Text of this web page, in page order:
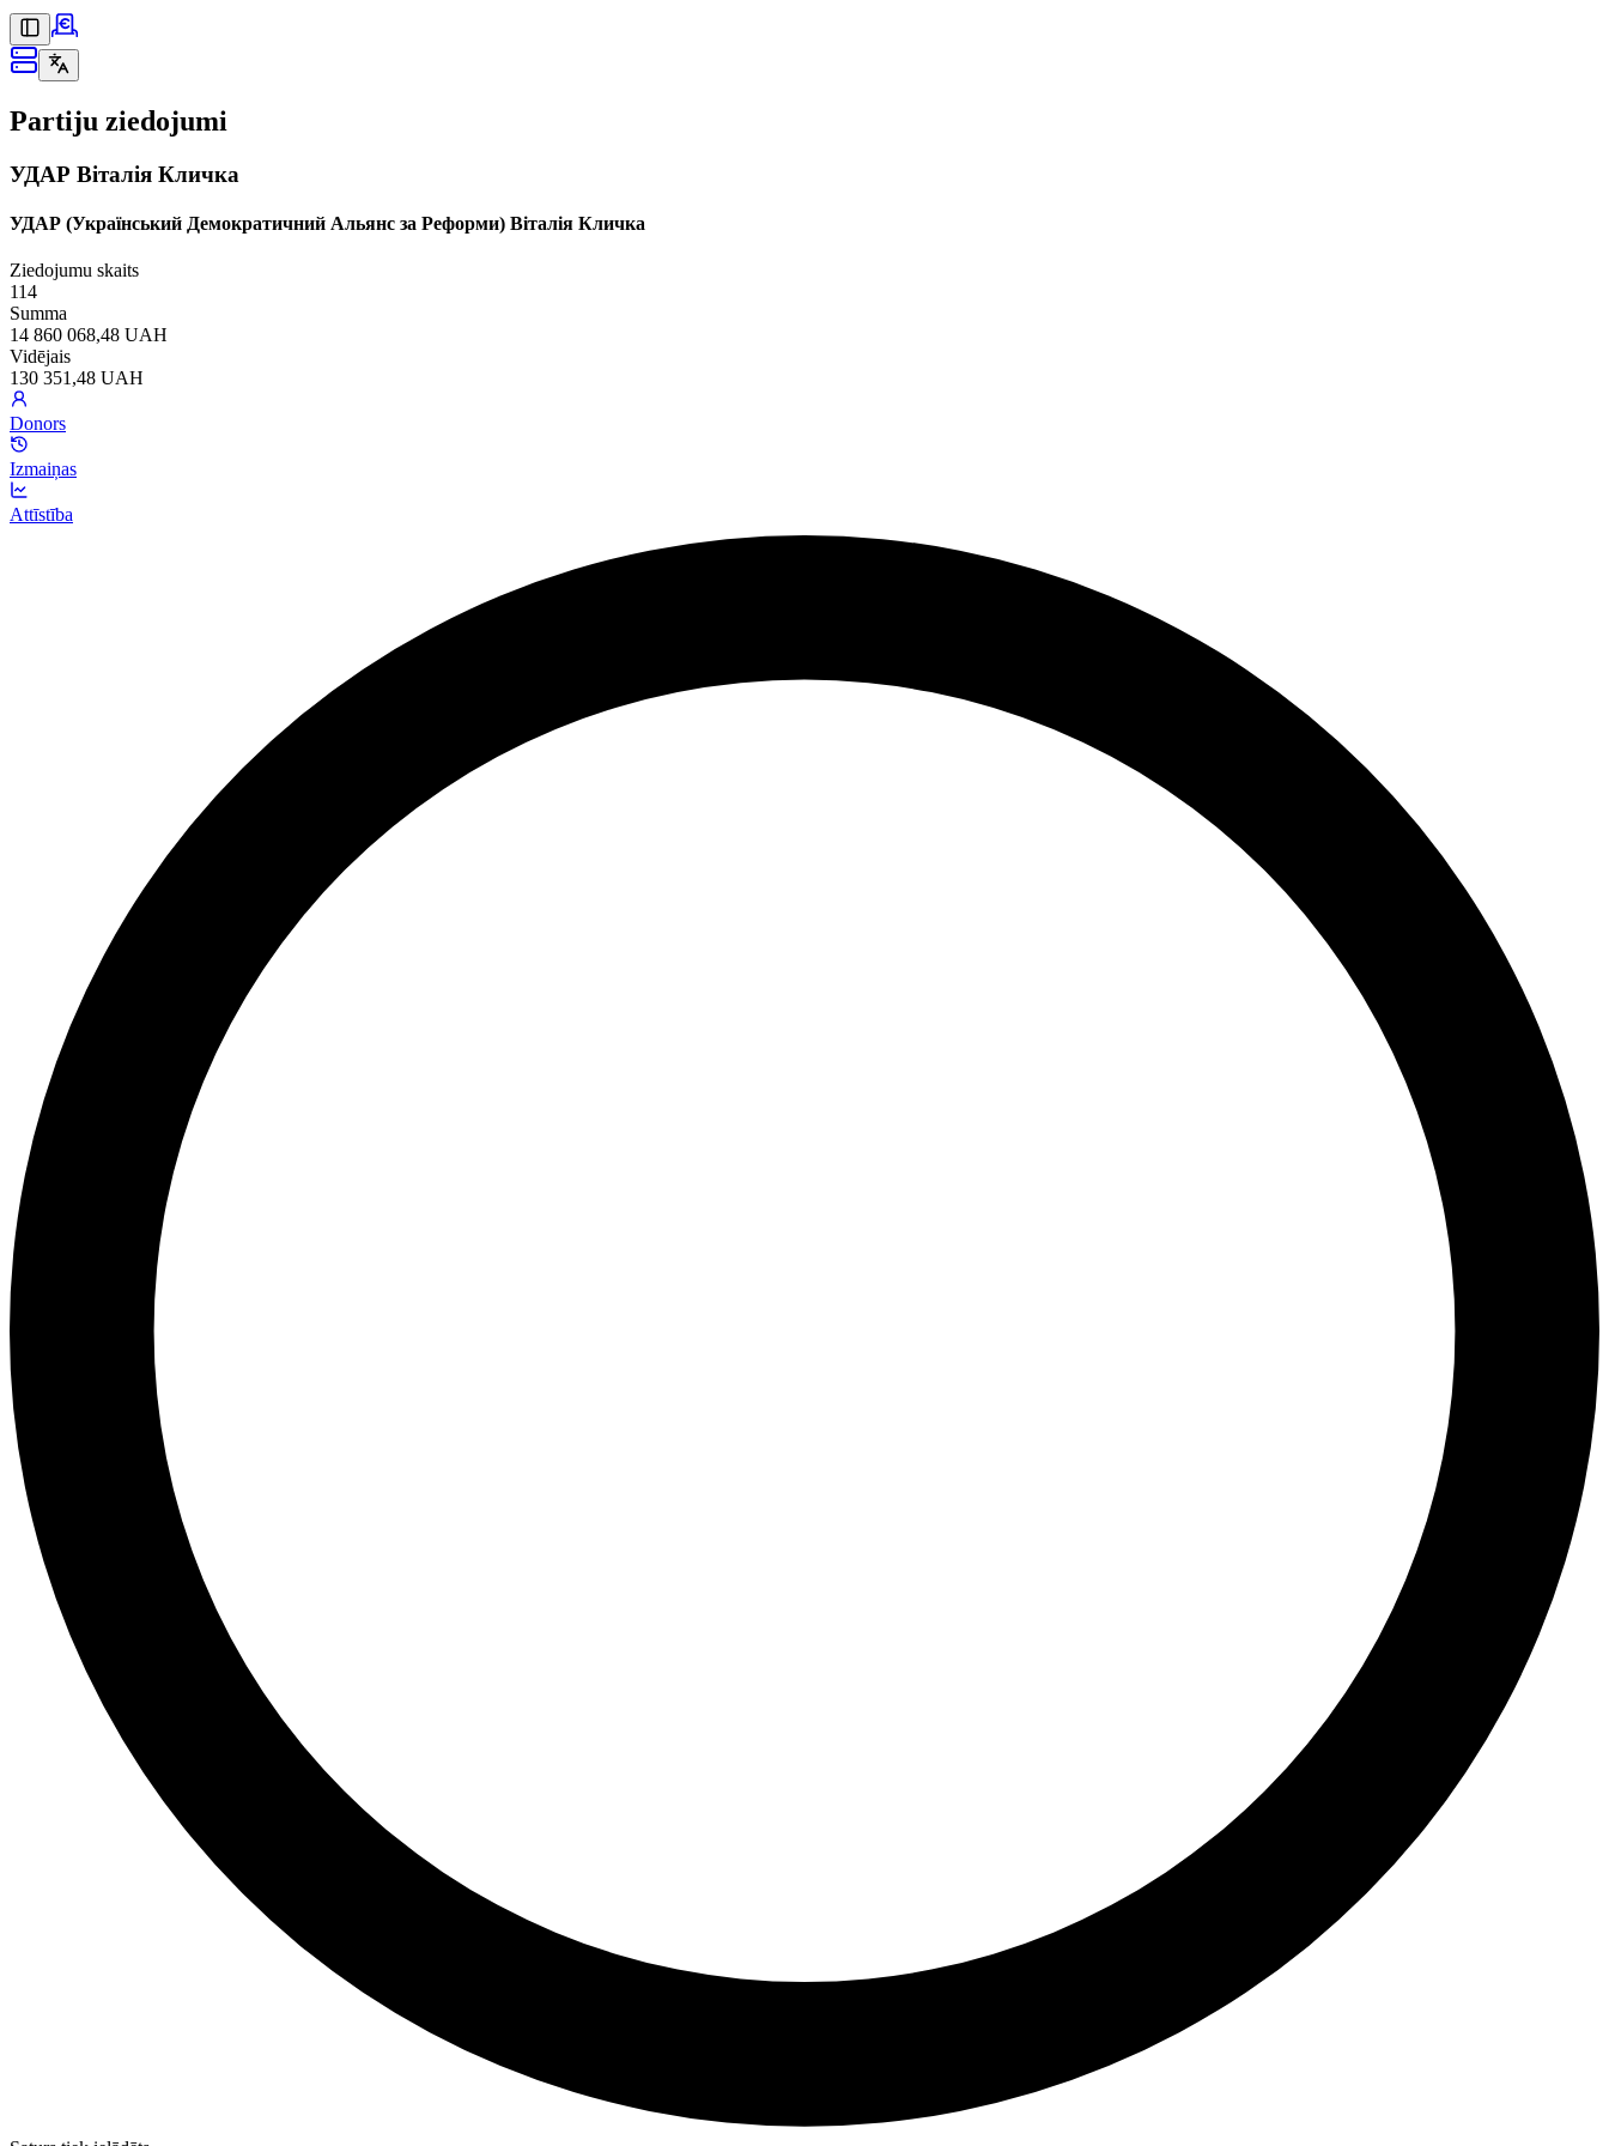
Partiju ziedojumi
УДАР Віталія Кличка
УДАР (Український Демократичний Альянс за Реформи) Віталія Кличка
Ziedojumu skaits
114
Summa
14 860 068,48 UAH
Vidējais
130 351,48 UAH
Donors
Izmaiņas
Attīstība